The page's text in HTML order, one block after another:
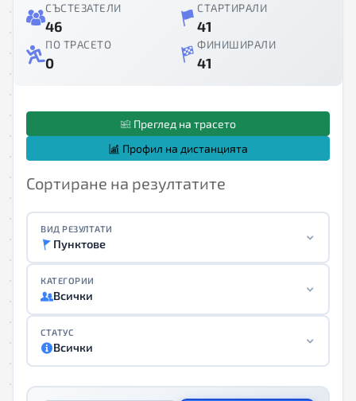
СЪСТЕЗАТЕЛИ
46
СТАРТИРАЛИ
41
ПО ТРАСЕТО
0
ФИНИШИРАЛИ
41
Преглед на трасето
Профил на дистанцията
Сортиране на резултатите
ВИД РЕЗУЛТАТИ
Пунктове
КАТЕГОРИИ
Всички
СТАТУС
Всички